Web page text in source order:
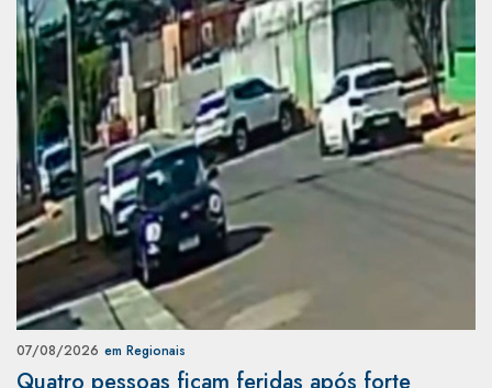
07/08/2026 em Regionais